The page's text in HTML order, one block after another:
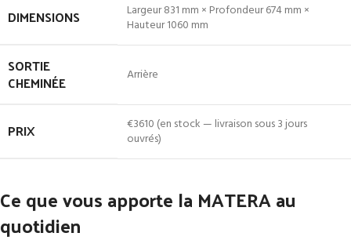
DIMENSIONS
Largeur 831 mm × Profondeur 674 mm ×
Hauteur 1060 mm
SORTIE
CHEMINÉE Arrière
PRIX
€3610 (en stock — livraison sous 3 jours
ouvrés)
Ce que vous apporte la MATERA au
quotidien